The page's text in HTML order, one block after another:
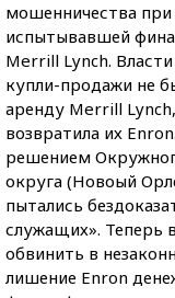
мошенничества при
испытывавшей
Merrill Lynch.
купли-продажи не
аренду Merrill
возвратила их
решением
округа (Новоый
пытались
служащих». Теперь
обвинить в
лишение Enron